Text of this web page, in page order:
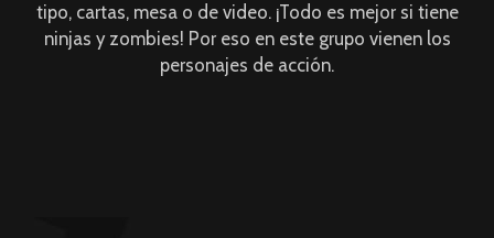
tipo, cartas, mesa o de video. ¡Todo es mejor si tiene
ninjas y zombies! Por eso en este grupo vienen los
personajes de acción.